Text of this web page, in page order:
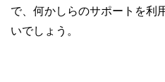
で、何かしらのサポートを利
いでしょう。